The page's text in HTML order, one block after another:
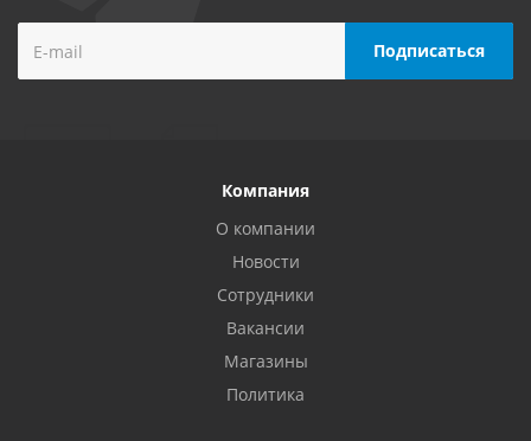
Компания
О компании
Новости
Сотрудники
Вакансии
Магазины
Политика